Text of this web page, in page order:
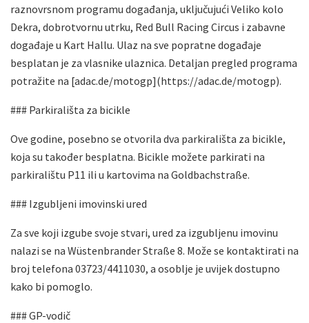
raznovrsnom programu događanja, uključujući Veliko kolo
Dekra, dobrotvornu utrku, Red Bull Racing Circus i zabavne
događaje u Kart Hallu. Ulaz na sve popratne događaje
besplatan je za vlasnike ulaznica. Detaljan pregled programa
potražite na [adac.de/motogp](https://adac.de/motogp).
### Parkirališta za bicikle
Ove godine, posebno se otvorila dva parkirališta za bicikle,
koja su također besplatna. Bicikle možete parkirati na
parkiralištu P11 ili u kartovima na Goldbachstraße.
### Izgubljeni imovinski ured
Za sve koji izgube svoje stvari, ured za izgubljenu imovinu
nalazi se na Wüstenbrander Straße 8. Može se kontaktirati na
broj telefona 03723/4411030, a osoblje je uvijek dostupno
kako bi pomoglo.
### GP-vodič